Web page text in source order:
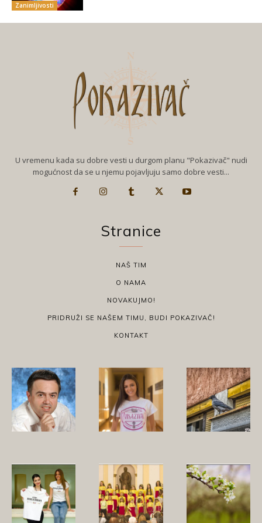
Zanimljivosti
U vremenu kada su dobre vesti u durgom planu "Pokazivač" nudi
mogućnost da se u njemu pojavljuju samo dobre vesti...
Stranice
NAŠ TIM
O NAMA
NOVAKUJMO!
PRIDRUŽI SE NAŠEM TIMU, BUDI POKAZIVAČ!
KONTAKT